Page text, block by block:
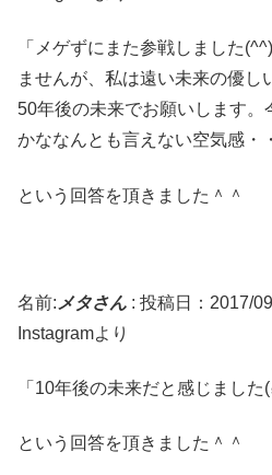
「メゲずにまた参戦しました
ませんが、私は遠い未来の優し
50年後の未来でお願いします。
かななんとも言えない空気感・
という回答を頂きました＾＾
名前: メタさん : 投稿日：2017/
Instagramより
「10年後の未来だと感じました(
という回答を頂きました＾＾